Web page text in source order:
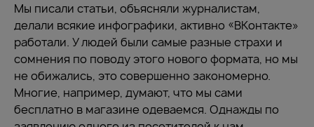
Мы писали статьи, объясняли журналистам,
делали всякие инфографики, активно «ВКонтакте»
работали. У людей были самые разные страхи и
сомнения по поводу этого нового формата, но мы
не обижались, это совершенно закономерно.
Многие, например, думают, что мы сами
бесплатно в магазине одеваемся. Однажды по